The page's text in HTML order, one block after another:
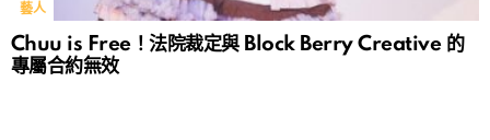
藝人
Chuu is Free！法院裁定與 Block Berry Creative 的
專屬合約無效